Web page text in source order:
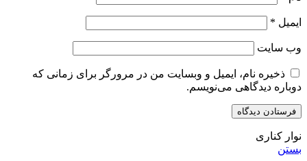
ایمیل *
وب‌ سایت
ذخیره نام، ایمیل و وبسایت من در مرورگر برای زمانی که
دوباره دیدگاهی می‌نویسم.
نوار کناری
بستن